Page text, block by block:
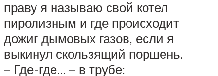
праву я называю свой котел
пиролизным и где происходит
дожиг дымовых газов, если я
выкинул скользящий поршень.
– Где-где… – в трубе: